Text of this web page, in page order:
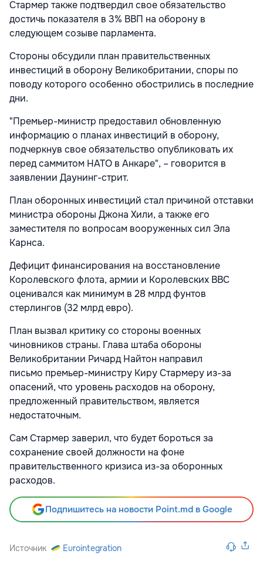
Стармер также подтвердил свое обязательство
достичь показателя в 3% ВВП на оборону в
следующем созыве парламента.
Стороны обсудили план правительственных
инвестиций в оборону Великобритании, споры по
поводу которого особенно обострились в последние
дни.
"Премьер-министр предоставил обновленную
информацию о планах инвестиций в оборону,
подчеркнув свое обязательство опубликовать их
перед саммитом НАТО в Анкаре", – говорится в
заявлении Даунинг-стрит.
План оборонных инвестиций стал причиной отставки
министра обороны Джона Хили, а также его
заместителя по вопросам вооруженных сил Эла
Карнса.
Дефицит финансирования на восстановление
Королевского флота, армии и Королевских ВВС
оценивался как минимум в 28 млрд фунтов
стерлингов (32 млрд евро).
План вызвал критику со стороны военных
чиновников страны. Глава штаба обороны
Великобритании Ричард Найтон направил
письмо премьер-министру Киру Стармеру из-за
опасений, что уровень расходов на оборону,
предложенный правительством, является
недостаточным.
Сам Стармер заверил, что будет бороться за
сохранение своей должности на фоне
правительственного кризиса из-за оборонных
расходов.
Подпишитесь на новости Point.md в Google
Источник Eurointegration